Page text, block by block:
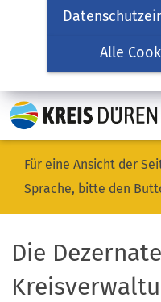
Alle
Für eine Ansicht der
Sprache, bitte den
Die